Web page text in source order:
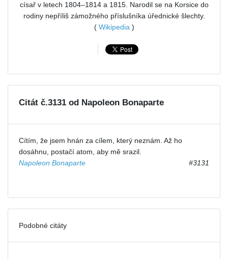
císař v letech 1804–1814 a 1815. Narodil se na Korsice do
rodiny nepříliš zámožného příslušníka úřednické šlechty.
( Wikipedia)
Citát č.3131 od Napoleon Bonaparte
Cítím, že jsem hnán za cílem, který neznám. Až ho
dosáhnu, postačí atom, aby mě srazil.
Napoleon Bonaparte
#3131
Podobné citáty